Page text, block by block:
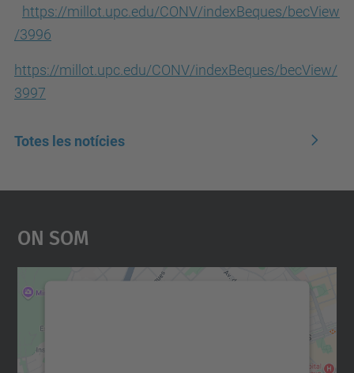
https://millot.upc.edu/CONV/indexBeques/becView
/3996
https://millot.upc.edu/CONV/indexBeques/becView/
3997
Totes les notícies
On Som